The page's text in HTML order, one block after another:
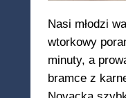
Nasi młodzi
wtorkowy
minuty, a
bramce z